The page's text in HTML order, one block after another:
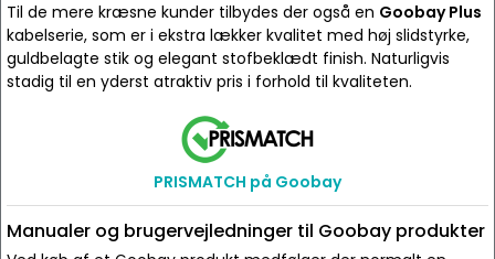
Til de mere kræsne kunder tilbydes der også en Goobay Plus
kabelserie, som er i ekstra lækker kvalitet med høj slidstyrke,
guldbelagte stik og elegant stofbeklædt finish. Naturligvis
stadig til en yderst atraktiv pris i forhold til kvaliteten.
PRISMATCH på Goobay
Manualer og brugervejledninger til Goobay produkter